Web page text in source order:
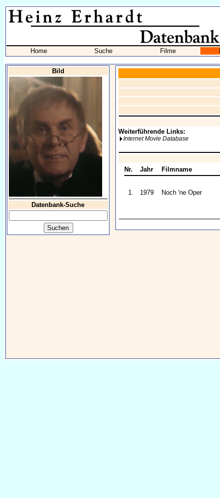
Home Suche Filme
Bild
Datenbank-Suche
Weiterführende Links:
Internet Movie Database
Nr. Jahr Filmname
1. 1979 Noch 'ne Oper